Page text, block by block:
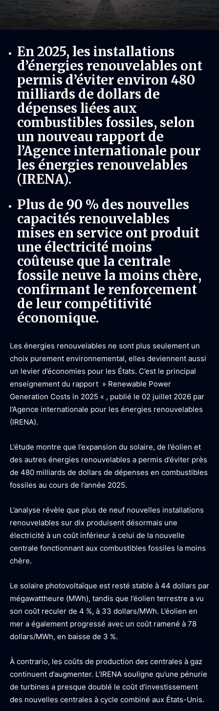
En 2025, les installations
d’énergies renouvelables ont
permis d’éviter environ 480
milliards de dollars de
dépenses liées aux
combustibles fossiles, selon
un nouveau rapport de
l’Agence internationale pour
les énergies renouvelables
(IRENA).
Plus de 90 % des nouvelles
capacités renouvelables
mises en service ont produit
une électricité moins
coûteuse que la centrale
fossile neuve la moins chère,
confirmant le renforcement
de leur compétitivité
économique.
Les énergies renouvelables ne sont plus seulement un
choix purement environnemental, elles deviennent aussi
un levier d’économies pour les États. C’est le principal
enseignement du rapport » Renewable Power
Generation Costs in 2025 « , publié le 02 juillet 2026 par
l’Agence internationale pour les énergies renouvelables
(IRENA).
L’étude montre que l’expansion du solaire, de l’éolien et
des autres énergies renouvelables a permis d’éviter près
de 480 milliards de dollars de dépenses en combustibles
fossiles au cours de l’année 2025.
L’analyse révèle que plus de neuf nouvelles installations
renouvelables sur dix produisent désormais une
électricité à un coût inférieur à celui de la nouvelle
centrale fonctionnant aux combustibles fossiles la moins
chère.
Le solaire photovoltaïque est resté stable à 44 dollars par
mégawattheure (MWh), tandis que l’éolien terrestre a vu
son coût reculer de 4 %, à 33 dollars/MWh. L’éolien en
mer a également progressé avec un coût ramené à 78
dollars/MWh, en baisse de 3 %.
À contrario, les coûts de production des centrales à gaz
continuent d’augmenter. L’IRENA souligne qu’une pénurie
de turbines a presque doublé le coût d’investissement
des nouvelles centrales à cycle combiné aux États-Unis.